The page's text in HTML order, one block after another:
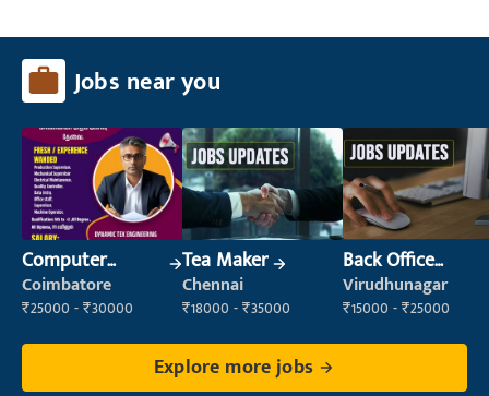
Jobs near you
Computer
Operator
Coimbatore
₹25000 - ₹30000
Tea Maker
Chennai
₹18000 - ₹35000
Back Office
Executive
(Administration)
Virudhunagar
₹15000 - ₹25000
Explore more jobs